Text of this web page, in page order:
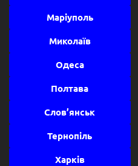
Маріуполь
Миколаїв
Одеса
Полтава
Слов’янськ
Тернопіль
Харків